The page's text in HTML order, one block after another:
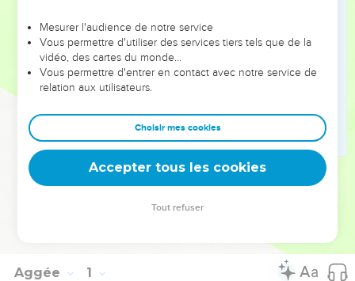
que celle du Temple construit par Salomon (2.8-9) et le
*Messie, représenté par Zorobabel, membre de la lignée de
David (1 Ch 3.18-21), inaugurera un règne de paix (2.9,23).
L’auteur de la lettre aux Hébreux, dans le Nouveau
futur de la terre et du ciel qui annonce la venue du «
royaume inébranlable » qui attend ceux qui appartiennent à
Jésus-Christ (He 12.26-28).
permission. All rights reserved worldwide.
Aggée 1
Mesurer l'audience de notre service
Vous permettre d'utiliser des services tiers tels que de la
vidéo, des cartes du monde…
Vous permettre d'entrer en contact avec notre service de
relation aux utilisateurs.
Choisir mes cookies
Accepter tous les cookies
Tout refuser